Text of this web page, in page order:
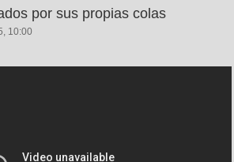
por sus propias colas
10:00